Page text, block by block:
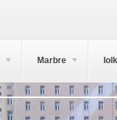
Marbre